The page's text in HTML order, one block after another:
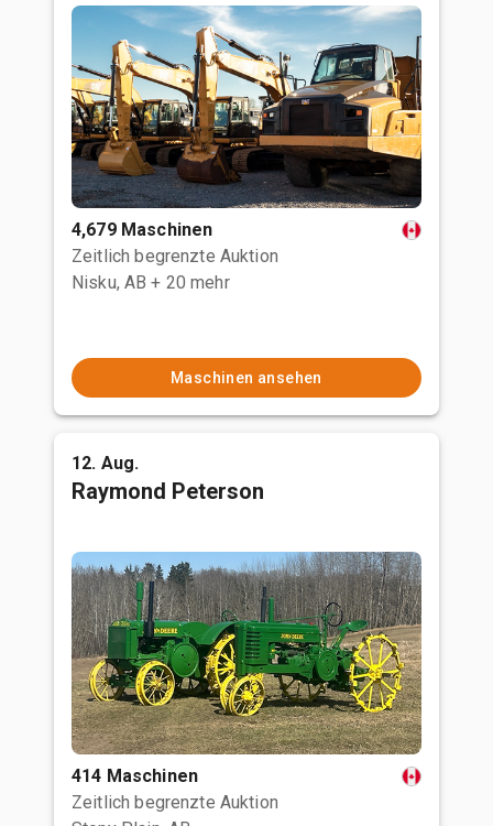
4,679 Maschinen
Zeitlich begrenzte Auktion
Nisku, AB + 20 mehr
Maschinen ansehen
12. Aug.
Raymond Peterson
414 Maschinen
Zeitlich begrenzte Auktion